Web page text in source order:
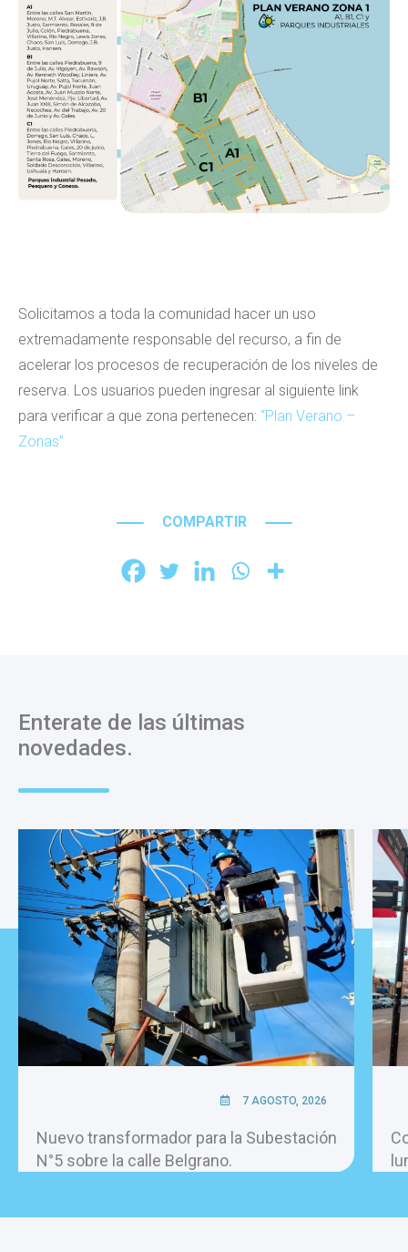
Solicitamos a toda la comunidad hacer un uso
extremadamente responsable del recurso, a fin de
acelerar los procesos de recuperación de los niveles de
reserva. Los usuarios pueden ingresar al siguiente link
para verificar a que zona pertenecen: “Plan Verano –
Zonas”
COMPARTIR
Enterate de las últimas
novedades.
7 AGOSTO, 2026
Nuevo transformador para la Subestación
N°5 sobre la calle Belgrano.